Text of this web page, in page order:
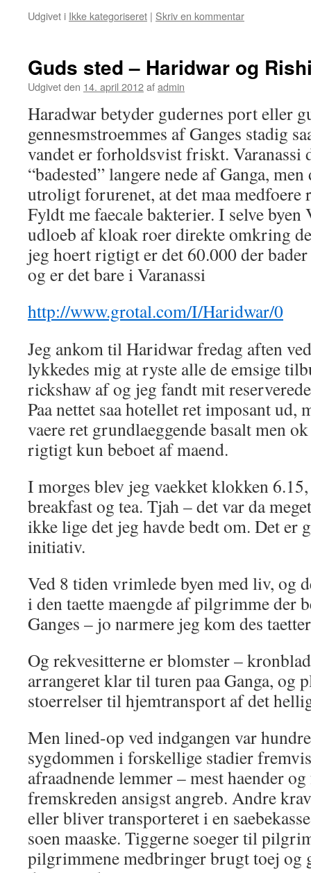
Udgivet i Ikke kategoriseret | Skriv en kommentar
Guds sted – Haridwar og
Udgivet den 14. april 2012afadmin
Haradwar betyder gudernes port eller
gennesmstroemmes af Ganges stadig
vandet er forholdsvist friskt. Varanassi
“badested” langere nede af Ganga,
utroligt forurenet, at det maa medfoere
Fyldt me faecale bakterier. I selve byen
udloeb af kloak roer direkte omkring
jeg hoert rigtigt er det 60.000 der
og er det bare i Varanassi
http://www.grotal.com/I/Haridwar/0
Jeg ankom til Haridwar fredag aften
lykkedes mig at ryste alle de emsige
rickshaw af og jeg fandt mit
Paa nettet saa hotellet ret imposant ud,
vaere ret grundlaeggende basalt men
rigtigt kun beboet af maend.
I morges blev jeg vaekket klokken
breakfast og tea. Tjah – det var da
ikke lige det jeg havde bedt om. Det er
initiativ.
Ved 8 tiden vrimlede byen med liv, og
i den taette maengde af pilgrimme der
Ganges – jo narmere jeg kom des
Og rekvesitterne er blomster –
arrangeret klar til turen paa Ganga, og
stoerrelser til hjemtransport af det
Men lined-op ved indgangen var
sygdommen i forskellige stadier
afraadnende lemmer – mest haender
fremskreden ansigst angreb. Andre
eller bliver transporteret i en
soen maaske. Tiggerne soeger til
pilgrimmene medbringer brugt toej og